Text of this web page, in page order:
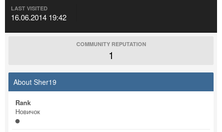
LAST VISITED
16.06.2014 19:42
COMMUNITY REPUTATION
1
About Sher19
Rank
Новичок